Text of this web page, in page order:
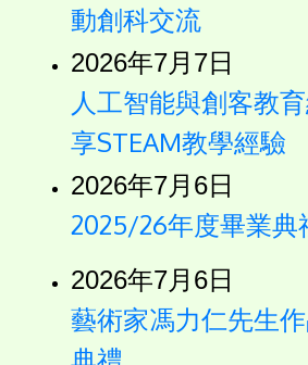
動創科交流
2026年7月7日
人工智能與創客教
享STEAM教學經驗
2026年7月6日
2025/26年度畢業典
2026年7月6日
藝術家馮力仁先生
典禮